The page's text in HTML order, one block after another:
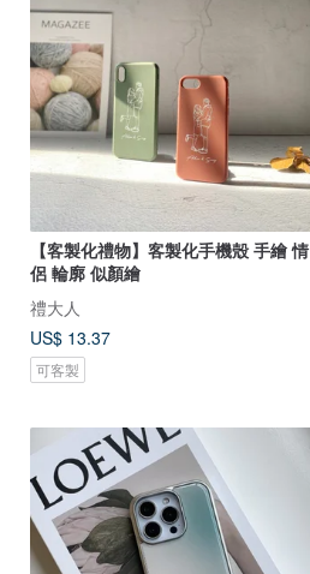
【客製化禮物】客製化手機殼 手繪 情
侶 輪廓 似顏繪
禮大人
US$ 13.37
可客製